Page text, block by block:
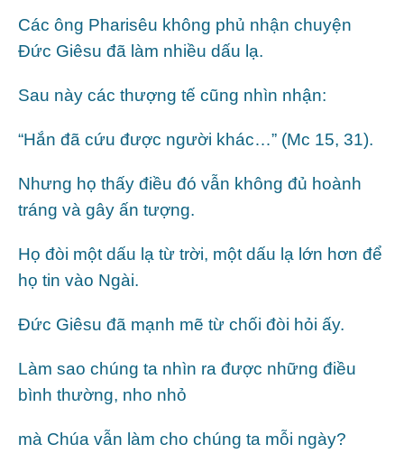
Các ông Pharisêu không phủ nhận chuyện
Đức Giêsu đã làm nhiều dấu lạ.
Sau này các thượng tế cũng nhìn nhận:
“Hắn đã cứu được người khác…” (Mc 15, 31).
Nhưng họ thấy điều đó vẫn không đủ hoành
tráng và gây ấn tượng.
Họ đòi một dấu lạ từ trời, một dấu lạ lớn hơn để
họ tin vào Ngài.
Đức Giêsu đã mạnh mẽ từ chối đòi hỏi ấy.
Làm sao chúng ta nhìn ra được những điều
bình thường, nho nhỏ
mà Chúa vẫn làm cho chúng ta mỗi ngày?